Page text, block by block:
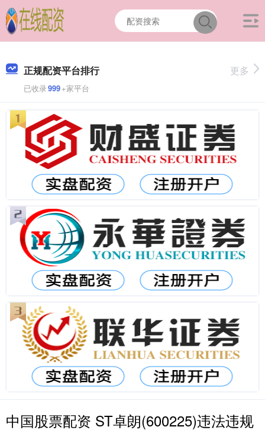
正规配资平台排行
已收录999+家平台
更多
中国股票配资 ST卓朗(600225)违法违规